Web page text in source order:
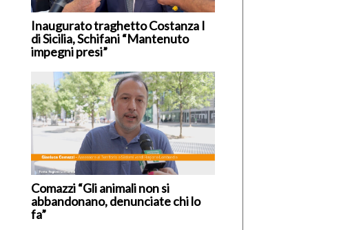
Inaugurato traghetto Costanza I
di Sicilia, Schifani “Mantenuto
impegni presi”
Comazzi “Gli animali non si
abbandonano, denunciate chi lo
fa”